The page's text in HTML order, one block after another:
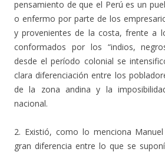
pensamiento de que el Perú es un
o enfermo por parte de los
y provenientes de la costa, frente a
conformados por los “indios,
desde el período colonial se
clara diferenciación entre los
de la zona andina y la
nacional.
2. Existió, como lo menciona
gran diferencia entre lo que se